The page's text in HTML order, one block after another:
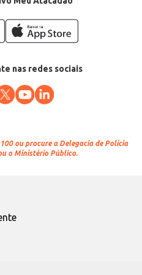
nas redes sociais
ou procure a Delegacia de Polícia
o Ministério Público.